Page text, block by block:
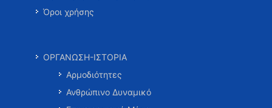
Όροι χρήσης
ΟΡΓΑΝΩΣΗ-ΙΣΤΟΡΙΑ
Αρμοδιότητες
Ανθρώπινο Δυναμικό